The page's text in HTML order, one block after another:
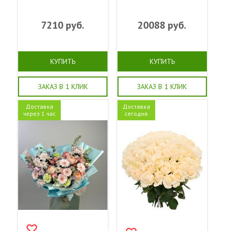
7210 руб.
КУПИТЬ
ЗАКАЗ В 1 КЛИК
20088 руб.
КУПИТЬ
ЗАКАЗ В 1 КЛИК
Доставка
через 1 час
Доставка
сегодня